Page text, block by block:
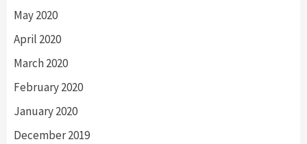
May 2020
April 2020
March 2020
February 2020
January 2020
December 2019